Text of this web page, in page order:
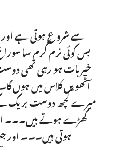
سے شروع ہوتی ہے اور
بس کوئی نرم گرم سا
خیر بات ہو رہی تھی
آٹھویں کلاس میں ہوں
میرے کچھ دوست بریک
کھڑے ہوتے ہیں۔۔۔
ہوتی ہیں۔۔۔